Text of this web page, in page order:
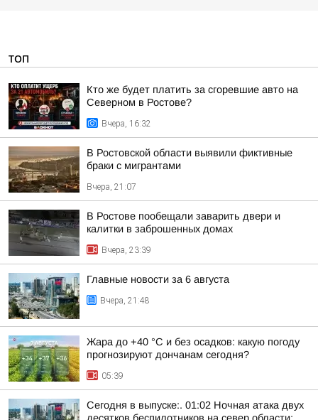
ТОП
Кто же будет платить за сгоревшие авто на
Северном в Ростове?
Вчера, 16:32
В Ростовской области выявили фиктивные
браки с мигрантами
Вчера, 21:07
В Ростове пообещали заварить двери и
калитки в заброшенных домах
Вчера, 23:39
Главные новости за 6 августа
Вчера, 21:48
Жара до +40 °С и без осадков: какую погоду
прогнозируют дончанам сегодня?
05:39
Сегодня в выпуске:. 01:02 Ночная атака двух